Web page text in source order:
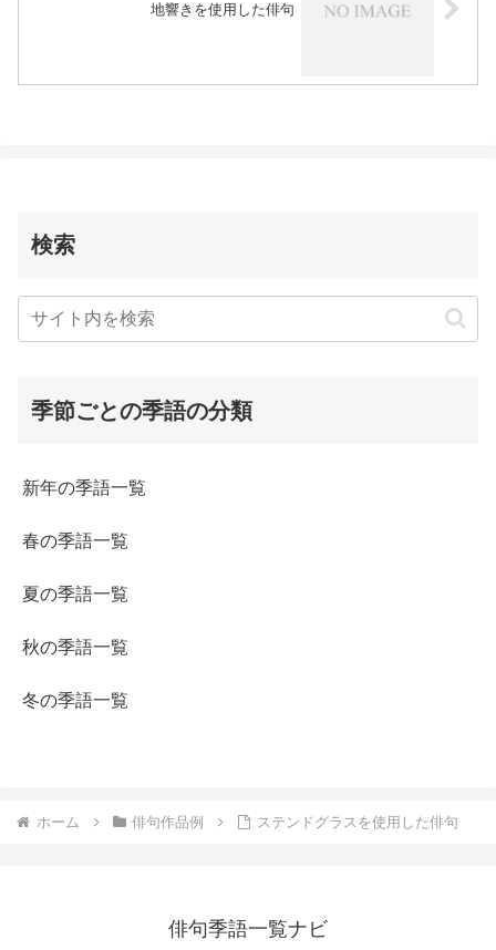
地響きを使用した俳句
検索
季節ごとの季語の分類
新年の季語一覧
春の季語一覧
夏の季語一覧
秋の季語一覧
冬の季語一覧
ホーム 俳句作品例 ステンドグラスを使用した俳句
俳句季語一覧ナビ